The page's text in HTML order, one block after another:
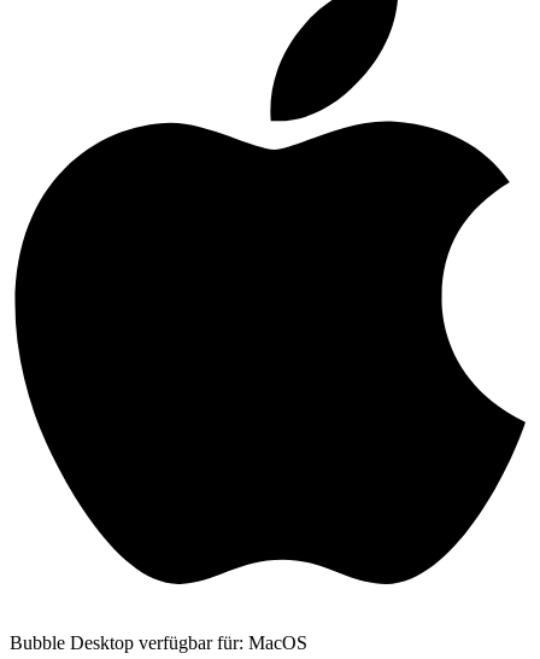
Bubble Desktop verfügbar für: MacOS